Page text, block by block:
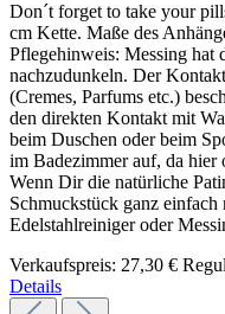
Don´t forget to take your
cm Kette. Maße des
Pflegehinweis: Messing hat
nachzudunkeln. Der
(Cremes, Parfums etc.)
den direkten Kontakt mit
beim Duschen oder beim
im Badezimmer auf, da hier
Wenn Dir die natürliche
Schmuckstück ganz
Edelstahlreiniger oder
Verkaufspreis: 27,30 €
Details